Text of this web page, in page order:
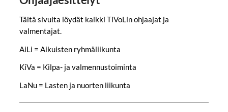
Tältä sivulta löydät kaikki TiVoLin ohjaajat ja
valmentajat.
AiLi = Aikuisten ryhmäliikunta
KiVa = Kilpa- ja valmennustoiminta
LaNu = Lasten ja nuorten liikunta